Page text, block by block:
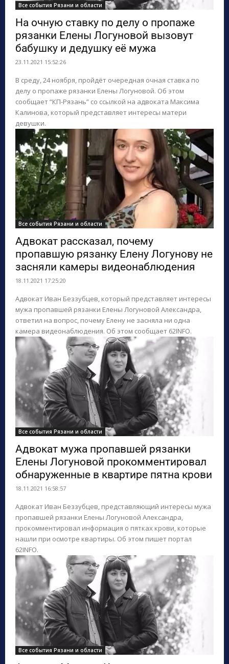
Все события Рязани и области
На очную ставку по делу о пропаже
рязанки Елены Логуновой вызовут
бабушку и дедушку её мужа
23.11.2021 15:52:26
В среду, 24 ноября, пройдёт очередная очная ставка по
делу о пропаже рязанки Елены Логуновой. Об этом
сообщает “КП-Рязань” со ссылкой на адвоката Максима
Калинова, который представляет интересы матери
девушки.
Все события Рязани и области
Адвокат рассказал, почему
пропавшую рязанку Елену Логунову не
засняли камеры видеонаблюдения
18.11.2021 17:25:20
Адвокат Иван Беззубцев, который представляет интересы
мужа пропавшей рязанки Елены Логуновой Александра,
ответил на вопрос, почему Елену не засняла ни одна
камера видеонаблюдения. Об этом сообщает 62INFO.
Все события Рязани и области
Адвокат мужа пропавшей рязанки
Елены Логуновой прокомментировал
обнаруженные в квартире пятна крови
18.11.2021 16:58:57
Адвокат Иван Беззубцев, представляющий интересы мужа
пропавшей рязанки Елены Логуновой Александра,
прокомментировал информация о пятках крови, которые
нашли при осмотре квартиры. Об этом пишет портал
62INFO.
Все события Рязани и области